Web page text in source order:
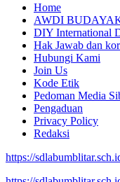
Home
AWDI
DIY International
Hak Jawab dan
Hubungi Kami
Join Us
Kode Etik
Pedoman Media
Pengaduan
Privacy Policy
Redaksi
https://